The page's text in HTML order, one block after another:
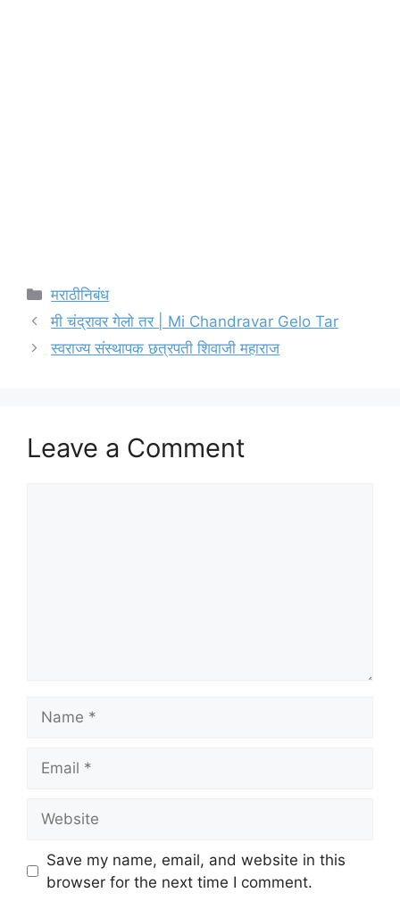
Categories
मराठीनिबंध
मी चंद्रावर गेलो तर | Mi Chandravar Gelo Tar
स्वराज्य संस्थापक छत्रपती शिवाजी महाराज
Leave a Comment
Save my name, email, and website in this
browser for the next time I comment.